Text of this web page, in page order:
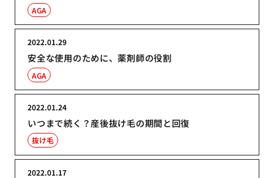
AGA
安全な使用のために、薬剤師の役割
2022.01.29
AGA
いつまで続く？産後抜け毛の期間と回復
2022.01.24
抜け毛
2022.01.17